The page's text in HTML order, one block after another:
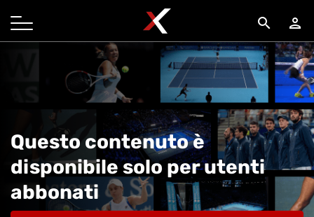
search person
Questo contenuto è
disponibile solo per utenti
abbonati